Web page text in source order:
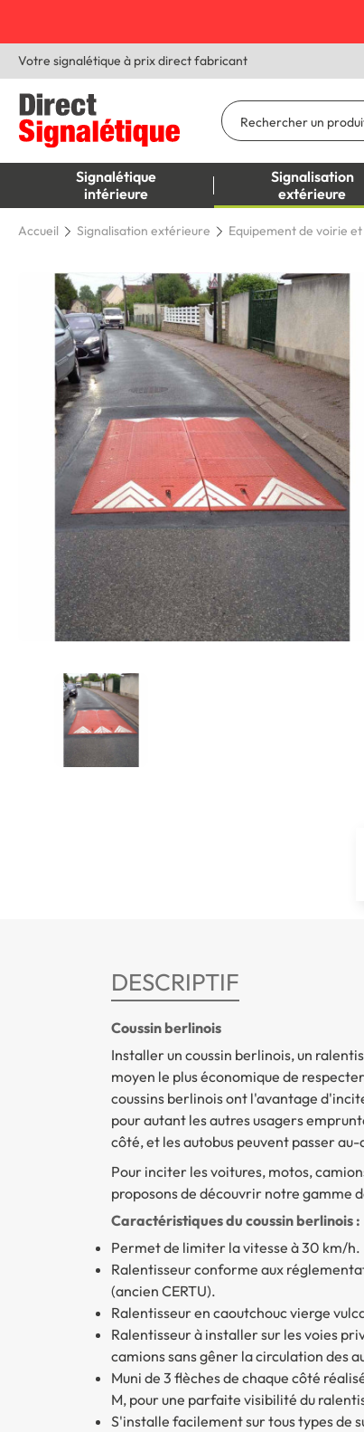
Votre signalétique à prix direct fabricant
Signalétique
intérieure
Signalisation
extérieure
Accueil Signalisation extérieure Equipement de voirie
DESCRIPTIF
Coussin berlinois
Installer un coussin berlinois, un
moyen le plus économique de
coussins berlinois ont l'avantage
pour autant les autres usagers
côté, et les autobus peuvent passer
Pour inciter les voitures, motos,
proposons de découvrir notre gamme
Caractéristiques du coussin berlinois :
Permet de limiter la vitesse à 30 km/h.
Ralentisseur conforme aux
(ancien CERTU).
Ralentisseur en caoutchouc vierge
Ralentisseur à installer sur les voies
camions sans gêner la circulation des
Muni de 3 flèches de chaque côté
M, pour une parfaite visibilité du
S'installe facilement sur tous types de